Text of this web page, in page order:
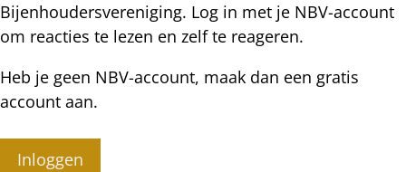
Bijenhoudersvereniging. Log in met je NBV-account
om reacties te lezen en zelf te reageren.
Heb je geen NBV-account, maak dan een gratis
account aan.
Inloggen